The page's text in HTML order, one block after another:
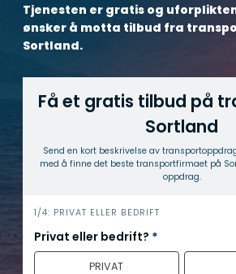
Tjenesten er gratis og
ønsker å motta tilbud fra
Sortland.
Få et gratis tilbud på
Sortland
Send en kort beskrivelse av
med å finne det beste transport­firmaet på
oppdrag.
h
e
r
1/4: PRIVAT ELLER BEDRIFT
Privat eller bedrift? *
PRIVAT